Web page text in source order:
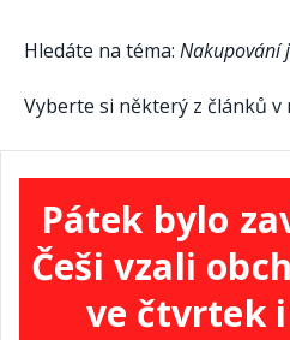
Hledáte na téma: Nakupování
Vyberte si některý z článků v
Pátek bylo
Češi vzali
ve čtvrtek